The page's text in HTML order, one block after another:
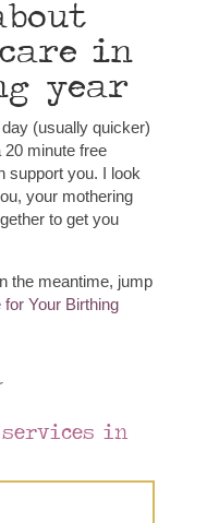
in
year
(usually quicker)
20 minute free
support you. I look
your mothering
to get you
the meantime, jump
for Your Birthing
services in